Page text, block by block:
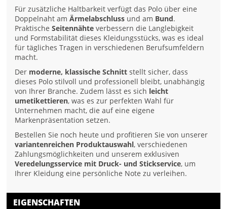
Für zusätzliche Haltbarkeit verfügt das Polo über eine
Doppelnaht amÄrmelabschluss und am Bund.
PraktischeSeitennähte verbessern die Langlebigkeit
und Formstabilität dieses Kleidungsstücks, was es ideal
für tägliches Tragen in verschiedenen Berufsumfeldern
macht.
Der moderne, klassische Schnitt stellt sicher, dass
dieses Polo stilvoll und professionell bleibt, unabhängig
von Ihrer Branche. Zudem lässt es sich leicht
umetikettieren, was es zur perfekten Wahl für
Unternehmen macht, die auf eine eigene
Markenpräsentation setzen.
Bestellen Sie noch heute und profitieren Sie von unserer
variantenreichen Produktauswahl, verschiedenen
Zahlungsmöglichkeiten und unserem exklusiven
Veredelungsservice mit Druck- und Stickservice, um
Ihrer Kleidung eine persönliche Note zu verleihen.
EIGENSCHAFTEN